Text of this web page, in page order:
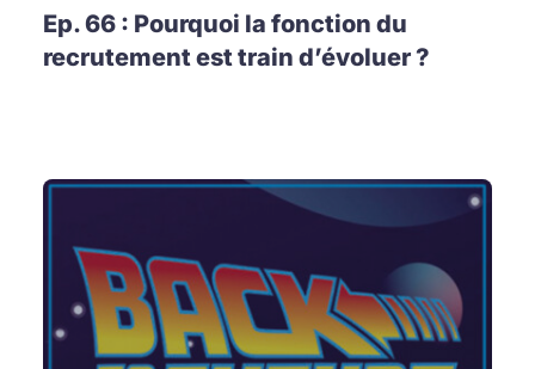
Ep. 66 : Pourquoi la fonction du
recrutement est train d’évoluer ?